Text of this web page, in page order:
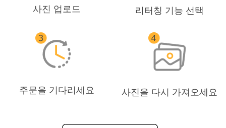
사진 업로드 리터칭 기능 선택
주문을 기다리세요 사진을 다시 가져오세요